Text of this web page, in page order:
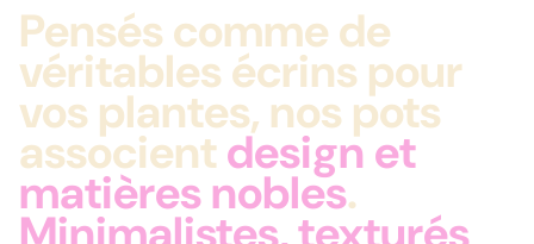
Pensés comme de
véritables écrins pour
vos plantes, nos pots
associentdesign et
matières nobles.